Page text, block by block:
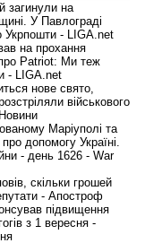
загинули на
У Павлограді
Укрпошти - LIGA.net
на прохання
Patriot: Ми теж
- LIGA.net
нове свято,
військового
Маріуполі та
допомогу Україні.
- день 1626 - War
скільки грошей
- Апостроф
підвищення
з 1 вересня -